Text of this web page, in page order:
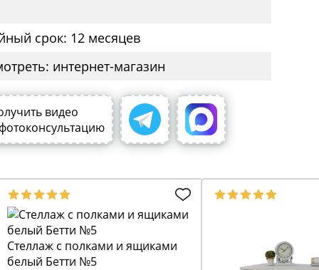
срок: 12 месяцев
интернет-магазин
видео
Стеллаж с полками и ящиками
белый Бетти №5